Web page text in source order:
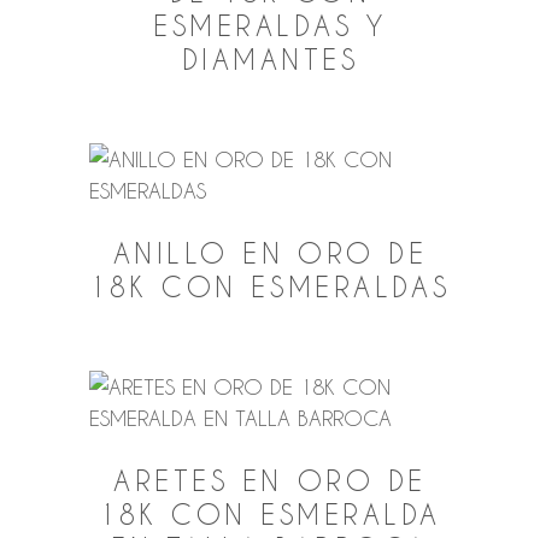
ESMERALDAS Y
DIAMANTES
ANILLO EN ORO DE
18K CON ESMERALDAS
ARETES EN ORO DE
18K CON ESMERALDA